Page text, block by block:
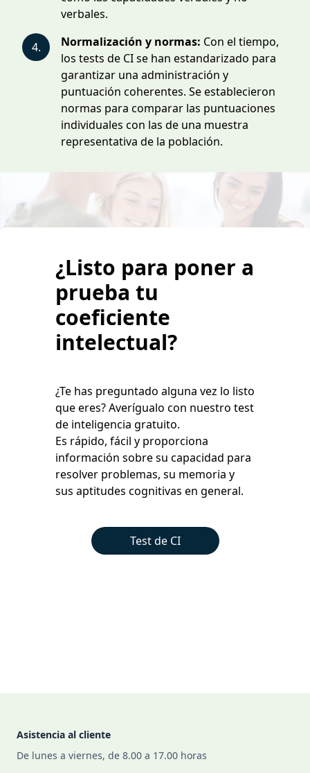
verbales.
4. Normalización y normas: Con el tiempo,
los tests de CI se han estandarizado para
garantizar una administración y
puntuación coherentes. Se establecieron
normas para comparar las puntuaciones
individuales con las de una muestra
representativa de la población.
¿Listo para poner a
prueba tu
coeficiente
intelectual?
¿Te has preguntado alguna vez lo listo
que eres? Averígualo con nuestro test
de inteligencia gratuito.
Es rápido, fácil y proporciona
información sobre su capacidad para
resolver problemas, su memoria y
sus aptitudes cognitivas en general.
Test de CI
Asistencia al cliente
De lunes a viernes, de 8.00 a 17.00 horas